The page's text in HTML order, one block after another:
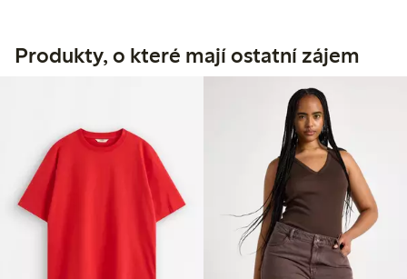
Produkty, o které mají ostatní zájem